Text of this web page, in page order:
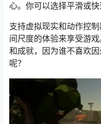
心。你可以选择平滑或快
支持虚拟现实和动作控
间尺度的体验来享受游
和成就，因为谁不喜欢
呢？